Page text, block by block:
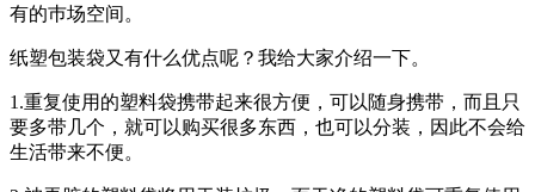
有的巿场空间。
纸塑包装袋又有什么优点呢？我给大家介绍一下。
1.重复使用的塑料袋携带起来很方便，可以随身携带，而且只
要多带几个，就可以购买很多东西，也可以分装，因此不会给
生活带来不便。